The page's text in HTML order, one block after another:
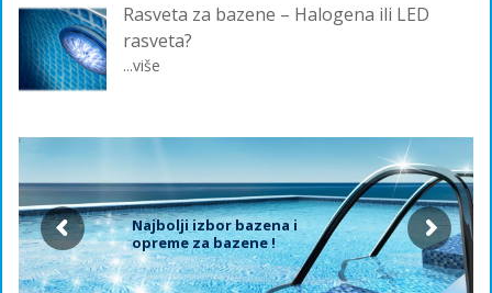
Rasveta za bazene – Halogena ili LED
rasveta?
...više
Najbolji izbor bazena i
opreme za bazene !